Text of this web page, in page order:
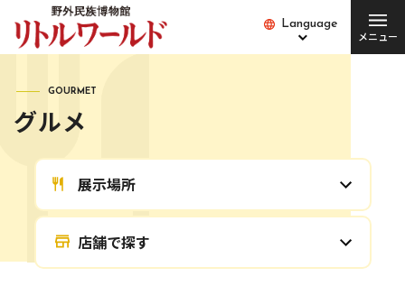
Language
メニュー
Language
アクセス
便利な設備・
愛犬とご入場の方
GOURMET
グルメ
展示場所
店舗で探す